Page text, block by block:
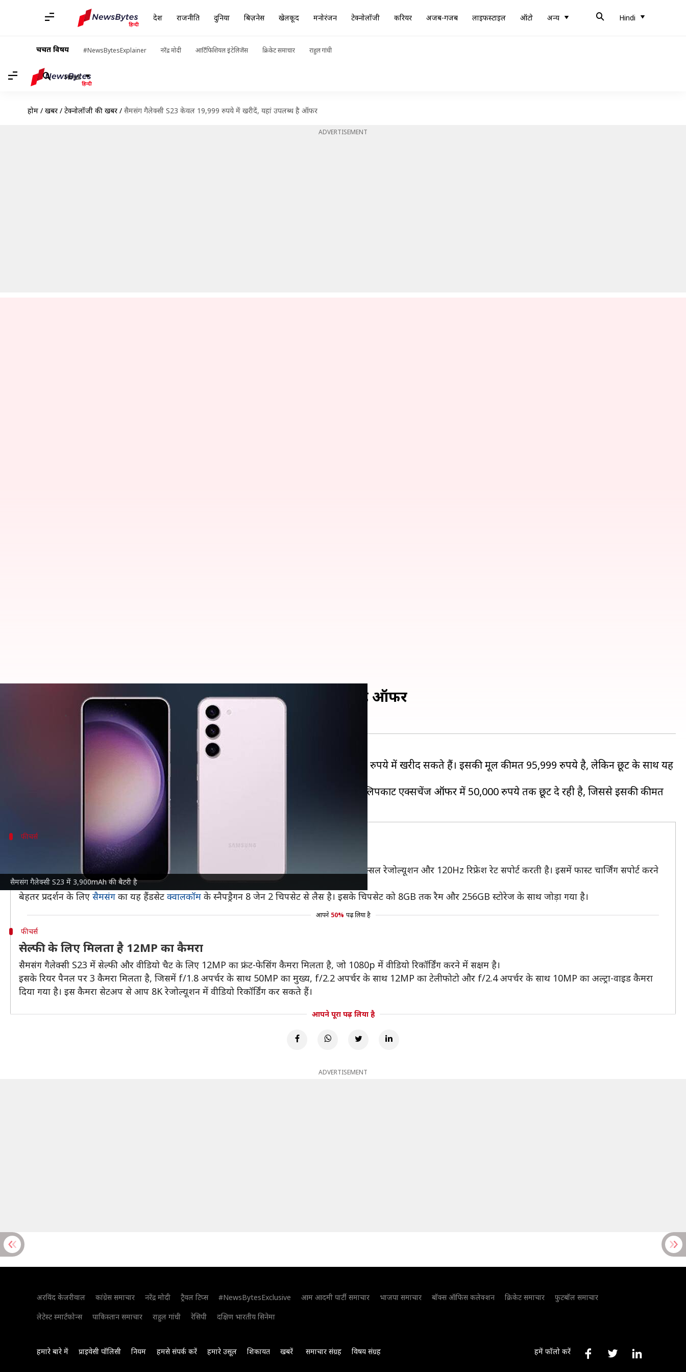
देश राजनीति दुनिया बिज़नेस खेलकूद मनोरंजन टेक्नोलॉजी करियर अजब-गजब लाइफस्टाइल ऑटो अन्य Hindi
चर्चित विषय #NewsBytesExplainer नरेंद्र मोदी आर्टिफिशियल इंटेलिजेंस क्रिकेट समाचार राहुल गांधी
Hindi
होम / खबरें / टेक्नोलॉजी की खबरें / सैमसंग गैलेक्सी S23 केवल 19,999 रुपये में खरीदें, यहां उपलब्ध है ऑफर
ADVERTISEMENT
सैमसंग गैलेक्सी S23 में 3,900mAh की बैटरी है
सैमसंग गैलेक्सी S23 केवल 19,999 रुपये में खरीदें, यहां उपलब्ध है ऑफर
Mar 09, 2024 06:07 pm
सैमसंग गैलेक्सी S23 के 8GB+256GB वेरिएंट को आप से 19,999 रुपये में खरीद सकते हैं। इसकी मूल कीमत 95,999 रुपये है, लेकिन छूट के साथ यह
फ्लिपकार्ट पर 69,999 रुपये की कीमत पर बिक्री के लिए उपलब्ध है।
बैंक ऑफर के तहत एक्सिस बैंक कार्ड पर 10 प्रतिशत अतिरिक्त छूट मिल रही है। इस हैंडसेट पर फ्लिपकार्ट एक्सचेंज ऑफर में 50,000 रुपये तक छूट दे रही है, जिससे इसकी कीमत
फीचर्स
हैंडसेट में है 3,900mAh की बैटरी
सैमसंग गैलेक्सी S23 में 6.1 इंच की डायनामिक AMOLED 2X डिस्प्ले मिलती है, जो 2,340×1,080 पिक्सल रेजोल्यूशन और 120Hz रिफ्रेश रेट सपोर्ट करती है। इसमें फास्ट चार्जिंग सपोर्ट करने
वाली 3,900mAh की बड़ी बैटरी है और डिवाइस 2G, 3G, 4G और 5G कनेक्टिविटी सपोर्ट करता है।
बेहतर प्रदर्शन के लिए सैमसंग का यह हैंडसेट क्वालकॉम के स्नैपड्रैगन 8 जेन 2 चिपसेट से लैस है। इसके चिपसेट को 8GB तक रैम और 256GB स्टोरेज के साथ जोड़ा गया है।
आपने 50% पढ़ लिया है
फीचर्स
सेल्फी के लिए मिलता है 12MP का कैमरा
सैमसंग गैलेक्सी S23 में सेल्फी और वीडियो चैट के लिए 12MP का फ्रंट-फेसिंग कैमरा मिलता है, जो 1080p में वीडियो रिकॉर्डिंग करने में सक्षम है।
इसके रियर पैनल पर 3 कैमरा मिलता है, जिसमें f/1.8 अपर्चर के साथ 50MP का मुख्य, f/2.2 अपर्चर के साथ 12MP का टेलीफोटो और f/2.4 अपर्चर के साथ 10MP का अल्ट्रा-वाइड कैमरा
दिया गया है। इस कैमरा सेटअप से आप 8K रेजोल्यूशन में वीडियो रिकॉर्डिंग कर सकते हैं।
आपने पूरा पढ़ लिया है
ADVERTISEMENT
अरविंद केजरीवाल कांग्रेस समाचार नरेंद्र मोदी ट्रैवल टिप्स #NewsBytesExclusive आम आदमी पार्टी समाचार भाजपा समाचार बॉक्स ऑफिस कलेक्शन क्रिकेट समाचार
फुटबॉल समाचार
लेटेस्ट स्मार्टफोन्स
पाकिस्तान समाचार राहुल गांधी रेसिपी दक्षिण भारतीय सिनेमा
हमारे बारे में प्राइवेसी पॉलिसी नियम हमसे संपर्क करें हमारे उसूल शिकायत खबरें समाचार संग्रह विषय संग्रह हमें फॉलो करें